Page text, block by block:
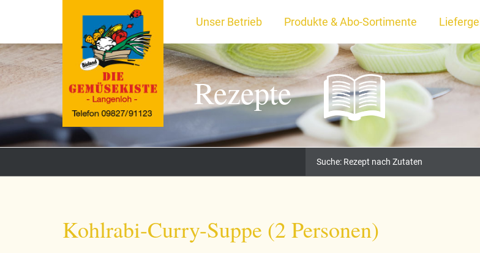
Unser Betrieb Produkte & Abo-Sortimente
Rezepte
Kohlrabi-Curry-Suppe (2 Personen)